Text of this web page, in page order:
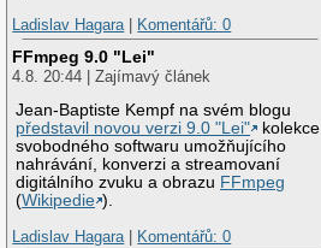
Ladislav Hagara| Komentářů: 0
FFmpeg 9.0 "Lei"
4.8. 20:44 | Zajímavý článek
Jean-Baptiste Kempf na svém blogu
představil novou verzi 9.0 "Lei"
kolekce
svobodného softwaru umožňujícího
nahrávání, konverzi a streamovaní
digitálního zvuku a obrazu FFmpeg
(Wikipedie ).
Ladislav Hagara| Komentářů: 0